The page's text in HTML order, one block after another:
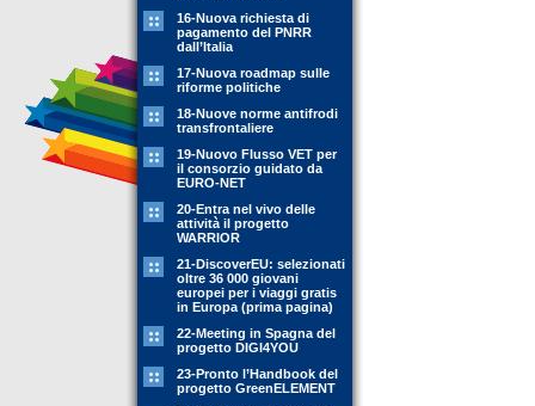
16-Nuova richiesta di
pagamento del PNRR
dall’Italia
17-Nuova roadmap sulle
riforme politiche
18-Nuove norme antifrodi
transfrontaliere
19-Nuovo Flusso VET per
il consorzio guidato da
EURO-NET
20-Entra nel vivo delle
attività il progetto
WARRIOR
21-DiscoverEU: selezionati
oltre 36 000 giovani
europei per i viaggi gratis
in Europa (prima pagina)
22-Meeting in Spagna del
progetto DIGI4YOU
23-Pronto l’Handbook del
progetto GreenELEMENT